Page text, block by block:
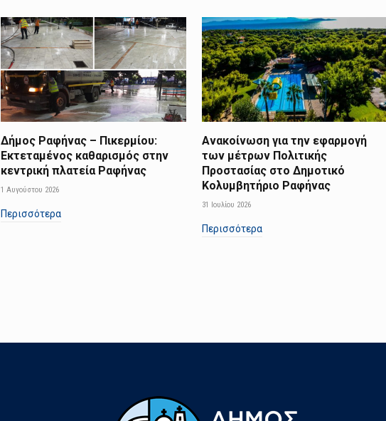
Δήμος Ραφήνας – Πικερμίου:
Εκτεταμένος καθαρισμός στην
κεντρική πλατεία Ραφήνας
1 Αυγούστου 2026
Περισσότερα
Ανακοίνωση για την εφαρμογή
των μέτρων Πολιτικής
Προστασίας στο Δημοτικό
Κολυμβητήριο Ραφήνας
31 Ιουλίου 2026
Περισσότερα